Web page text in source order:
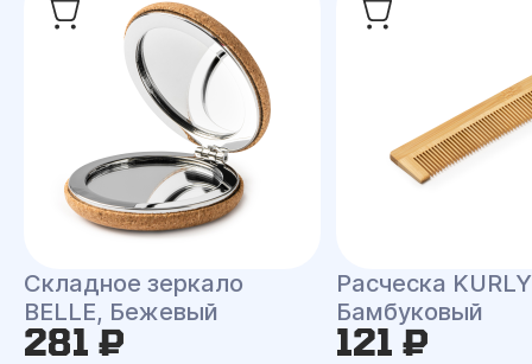
Складное зеркало
BELLE, Бежевый
281 ₽
Расческа
Бамбуковый
121 ₽